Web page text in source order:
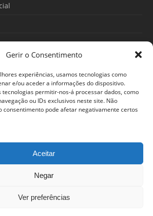
Gerir o Consentimento
experiências, usamos tecnologias como
e/ou aceder a informações do dispositivo.
tecnologias permitir-nos-á processar dados, como
ou IDs exclusivos neste site. Não
consentimento pode afetar negativamente certos
Aceitar
Negar
Ver preferências
esse poder é teu
de si antes que o alerta tome conta da
Forma. Todos os direitos reservados
|Política de privacidade